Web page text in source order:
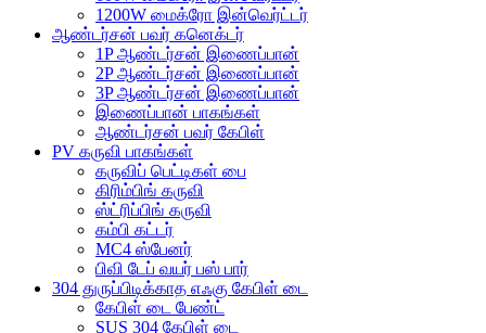
1200W மைக்ரோ இன்வெர்ட்டர்
ஆண்டர்சன் பவர் கனெக்டர்
1P ஆண்டர்சன் இணைப்பான்
2P ஆண்டர்சன் இணைப்பான்
3P ஆண்டர்சன் இணைப்பான்
இணைப்பான் பாகங்கள்
ஆண்டர்சன் பவர் கேபிள்
PV கருவி பாகங்கள்
கருவிப் பெட்டிகள் பை
கிரிம்பிங் கருவி
ஸ்ட்ரிப்பிங் கருவி
கம்பி கட்டர்
MC4 ஸ்பேனர்
பிவி டேப் வயர் பஸ் பார்
304 துருப்பிடிக்காத எஃகு கேபிள் டை
கேபிள் டை பேண்ட்
SUS 304 கேபிள் டை